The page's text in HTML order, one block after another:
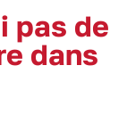
pas de
dans